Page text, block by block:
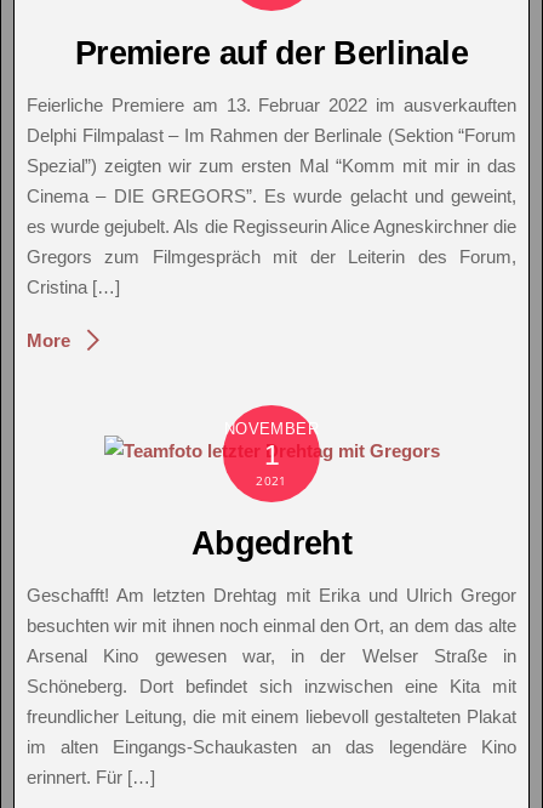
Premiere auf der Berlinale
Feierliche Premiere am 13. Februar 2022 im ausverkauften
Delphi Filmpalast – Im Rahmen der Berlinale (Sektion “Forum
Spezial”) zeigten wir zum ersten Mal “Komm mit mir in das
Cinema – DIE GREGORS”. Es wurde gelacht und geweint,
es wurde gejubelt. Als die Regisseurin Alice Agneskirchner die
Gregors zum Filmgespräch mit der Leiterin des Forum,
Cristina […]
More
NOVEMBER
1
2021
Abgedreht
Geschafft! Am letzten Drehtag mit Erika und Ulrich Gregor
besuchten wir mit ihnen noch einmal den Ort, an dem das alte
Arsenal Kino gewesen war, in der Welser Straße in
Schöneberg. Dort befindet sich inzwischen eine Kita mit
freundlicher Leitung, die mit einem liebevoll gestalteten Plakat
im alten Eingangs-Schaukasten an das legendäre Kino
erinnert. Für […]